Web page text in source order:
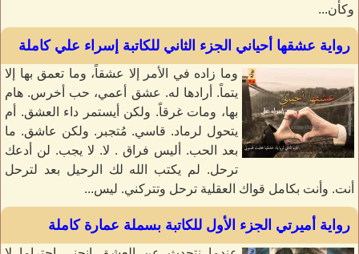
وكأن...
رواية عشقها أحياني الجزء الثاني للكاتبة إسراء علي كاملة
وما زاده في الأمر إلا عشقاً، وما تعمق بها إلا
يتماً. أرادها له. عشق أعمي، حب أخرس. هام
بها، ومات غرقاً. ولكن أيستمر داء العشق. أم
يتحول لرماد. قاسي. مُتجبر. ولكن عاشق. ما
بعد الحب. أليس فراق . لا. لا يجب. لن أدعك
ترحل. لم يكتب الله لك الرحيل بعد لترحل
أنت. وأنت بكامل قواك العقلية ترحل وتتركني. ليس...
رواية أميرتي الجزء الأول للكاتبة بسملة عمارة كاملة